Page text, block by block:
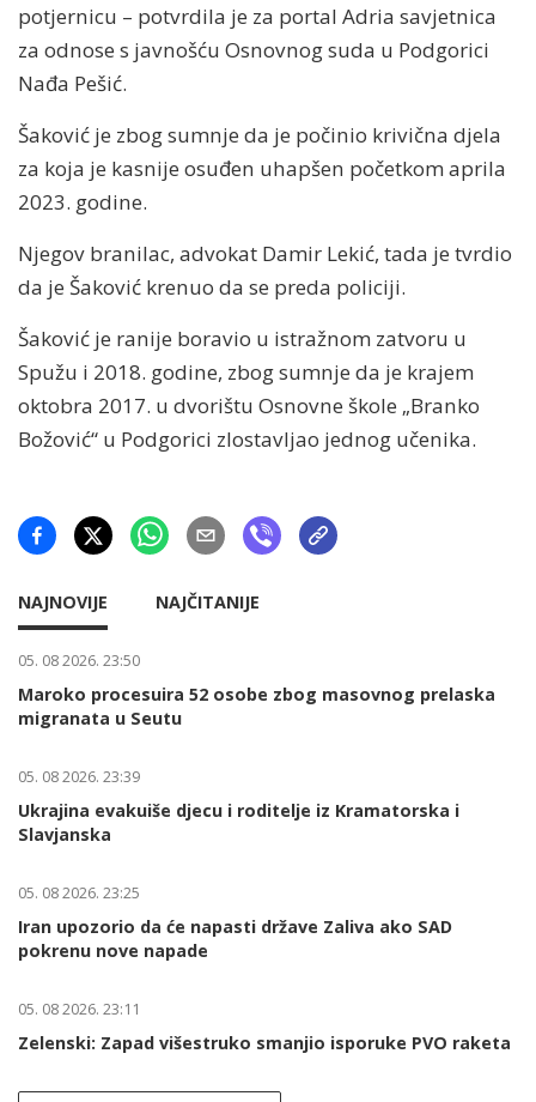
potjernicu – potvrdila je za portal Adria savjetnica
za odnose s javnošću Osnovnog suda u Podgorici
Nađa Pešić.
Šaković je zbog sumnje da je počinio krivična djela
za koja je kasnije osuđen uhapšen početkom aprila
2023. godine.
Njegov branilac, advokat Damir Lekić, tada je tvrdio
da je Šaković krenuo da se preda policiji.
Šaković je ranije boravio u istražnom zatvoru u
Spužu i 2018. godine, zbog sumnje da je krajem
oktobra 2017. u dvorištu Osnovne škole „Branko
Božović“ u Podgorici zlostavljao jednog učenika.
NAJNOVIJE NAJČITANIJE
05. 08 2026. 23:50
Maroko procesuira 52 osobe zbog masovnog prelaska
migranata u Seutu
05. 08 2026. 23:39
Ukrajina evakuiše djecu i roditelje iz Kramatorska i
Slavjanska
05. 08 2026. 23:25
Iran upozorio da će napasti države Zaliva ako SAD
pokrenu nove napade
05. 08 2026. 23:11
Zelenski: Zapad višestruko smanjio isporuke PVO raketa